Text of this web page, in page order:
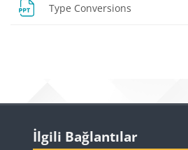
Type Conversions
Blocks
İlgili Bağlantılar